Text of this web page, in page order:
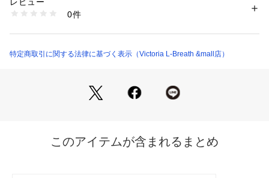
●ツバのカーブを緩やかにすることで、快適性がアップ
●後頭部にサイズ調整可能なスナップバック
め、多少の誤差が生じる場合がございます。
※一部商品において弊社カラー表記がメーカーカラー表記と異
商品の色味が若干異なる場合があります。
商品番号：
10891501401 （ショップ）
0件
特定商取引に関する法律に基づく表示（Victoria L-Breath &mall店）